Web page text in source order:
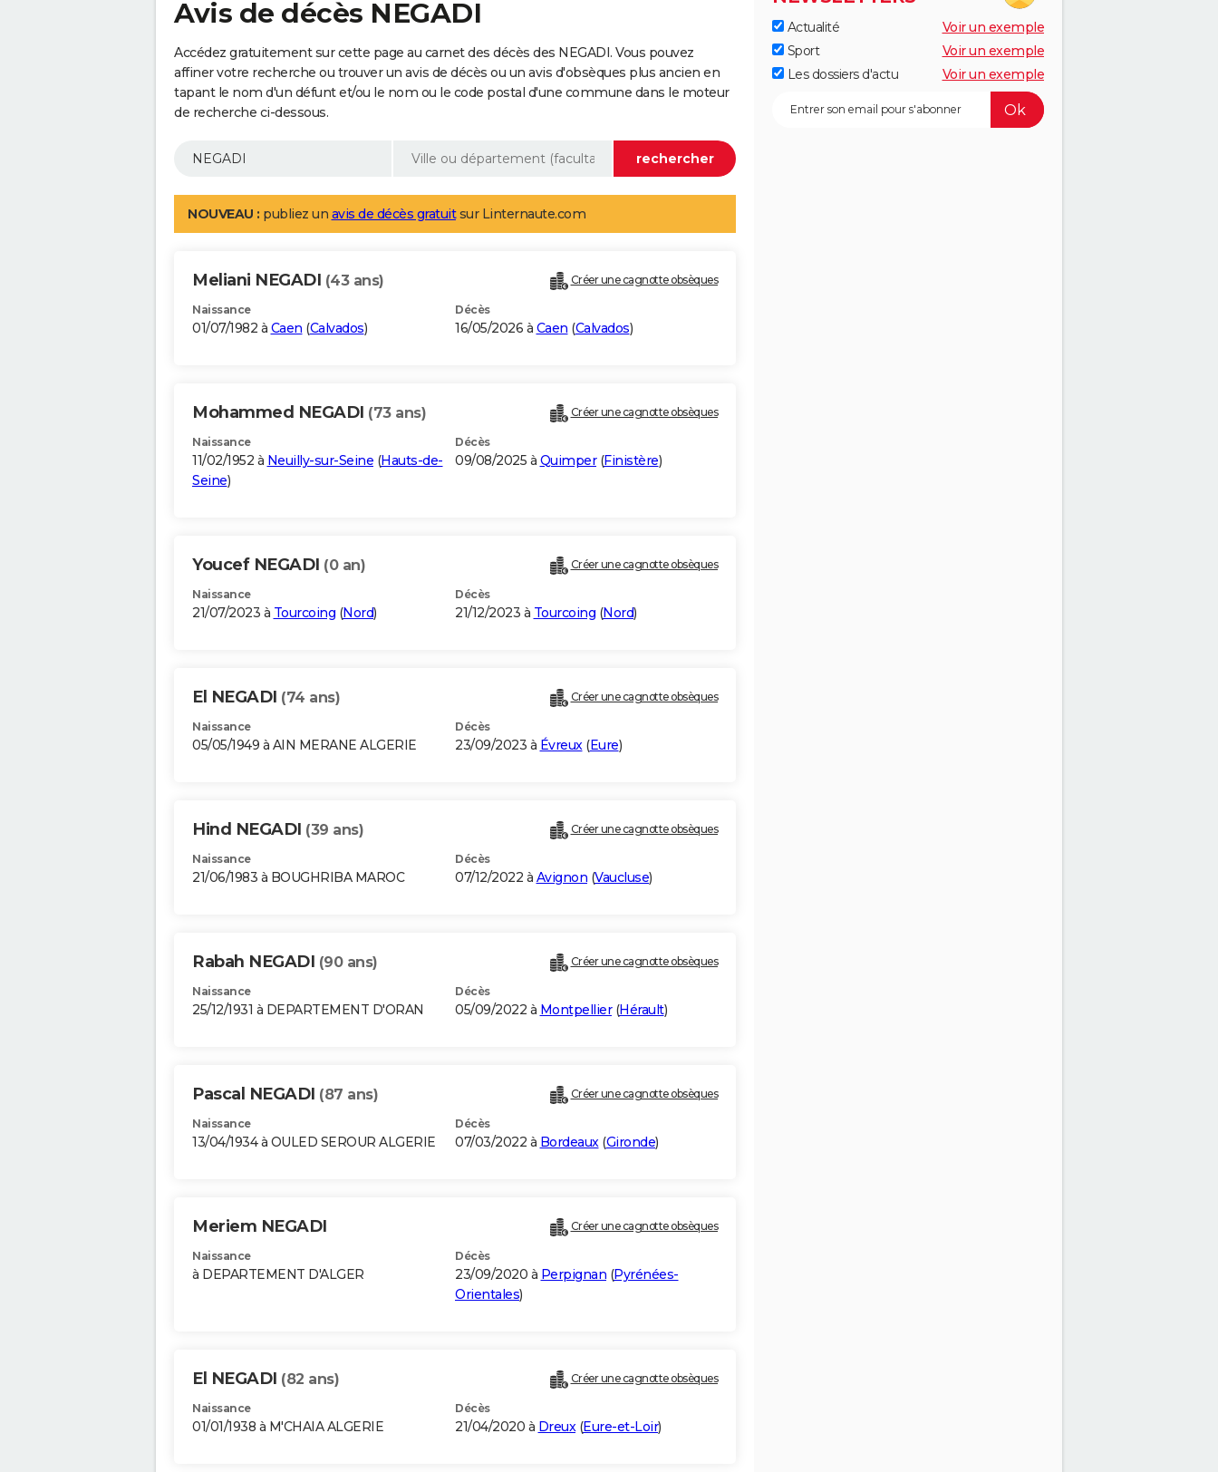
Avis de décès NEGADI
Accédez gratuitement sur cette page au carnet des décès des NEGADI. Vous pouvez
affiner votre recherche ou trouver un avis de décès ou un avis d'obsèques plus ancien en
tapant le nom d'un défunt et/ou le nom ou le code postal d'une commune dans le moteur
de recherche ci-dessous.
NOUVEAU : publiez un avis de décès gratuitsur Linternaute.com
Meliani NEGADI (43 ans) Créer une cagnotte obsèques
Naissance
01/07/1982 à Caen (Calvados)
Décès
16/05/2026 à Caen (Calvados)
Mohammed NEGADI (73 ans) Créer une cagnotte obsèques
Naissance
11/02/1952 à Neuilly-sur-Seine (Hauts-de-
Seine)
Décès
09/08/2025 à Quimper(Finistère)
Youcef NEGADI (0 an) Créer une cagnotte obsèques
Naissance
21/07/2023 à Tourcoing (Nord)
Décès
21/12/2023 à Tourcoing (Nord)
El NEGADI (74 ans) Créer une cagnotte obsèques
Naissance
05/05/1949 à AIN MERANE ALGERIE
Décès
23/09/2023 à Évreux(Eure)
Hind NEGADI (39 ans) Créer une cagnotte obsèques
Naissance
21/06/1983 à BOUGHRIBA MAROC
Décès
07/12/2022 à Avignon (Vaucluse)
Rabah NEGADI (90 ans) Créer une cagnotte obsèques
Naissance
25/12/1931 à DEPARTEMENT D'ORAN
Décès
05/09/2022 à Montpellier(Hérault)
Pascal NEGADI (87 ans) Créer une cagnotte obsèques
Naissance
13/04/1934 à OULED SEROUR ALGERIE
Décès
07/03/2022 à Bordeaux(Gironde)
Meriem NEGADI Créer une cagnotte obsèques
Naissance
à DEPARTEMENT D'ALGER
Décès
23/09/2020 à Perpignan (Pyrénées-
Orientales)
El NEGADI (82 ans) Créer une cagnotte obsèques
Naissance
01/01/1938 à M'CHAIA ALGERIE
Décès
21/04/2020 à Dreux(Eure-et-Loir)
Actualité
Voir un exemple
Sport
Voir un exemple
Les dossiers d'actu
Voir un exemple